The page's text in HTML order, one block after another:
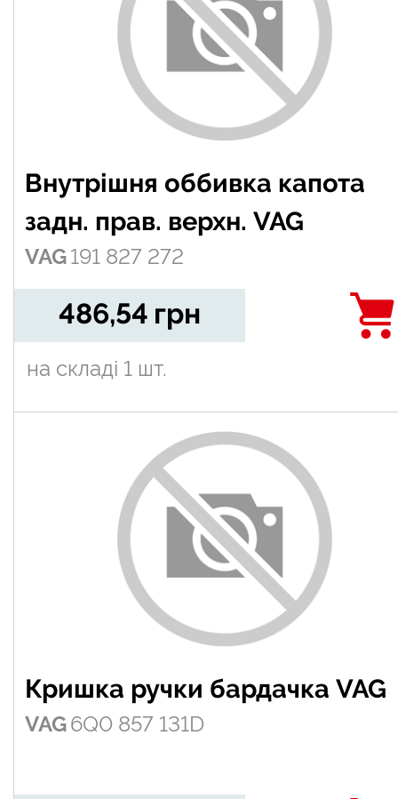
Внутрішня оббивка капота
задн. прав. верхн. VAG
VAG191 827 272
486,54 грн
на складі 1 шт.
Кришка ручки бардачка VAG
VAG6Q0 857 131D